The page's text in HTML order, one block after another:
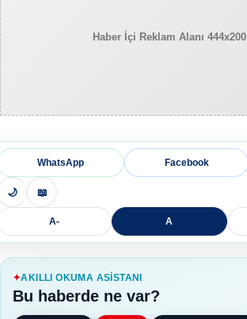
Haber İçi Reklam Alanı 444x200
WhatsApp Facebook
🌙 📖
A- A
AKILLI OKUMA ASISTANI
Bu haberde ne var?